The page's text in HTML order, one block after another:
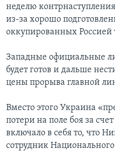
неделю
из-за хорошо
оккупированных Россией
Западные официальные
будет готов и дальше
цены прорыва главной
Вместо этого Украина
потери на поле боя за
включало в себя то, что
сотрудник